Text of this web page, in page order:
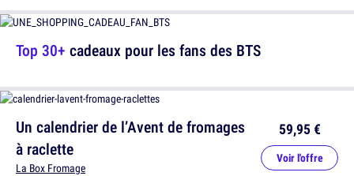
Un calendrier de l’Avent de fromages
à raclette
La Box Fromage
59,95 €
Voir l'offre
Top 30+ cadeaux pour les fans des BTS